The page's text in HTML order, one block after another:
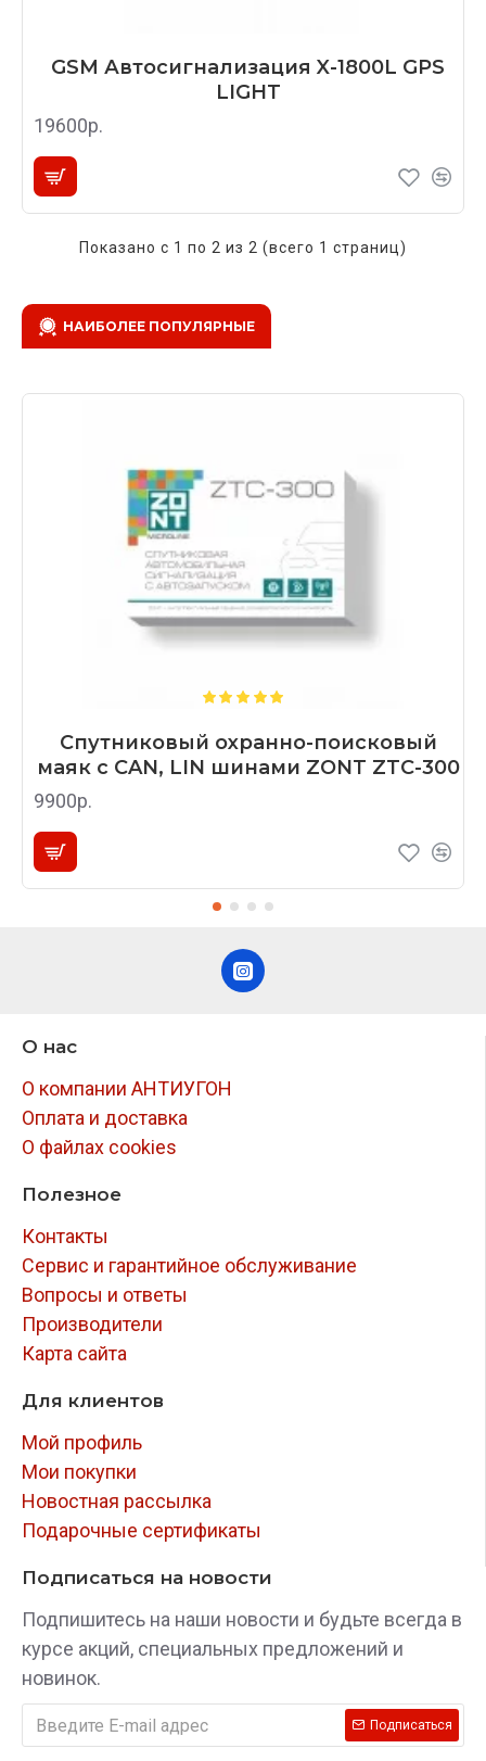
GSM Автосигнализация X-1800L GPS
LIGHT
19600р.
Показано с 1 по 2 из 2 (всего 1 страниц)
НАИБОЛЕЕ ПОПУЛЯРНЫЕ
Спутниковый охранно-поисковый
маяк с CAN, LIN шинами ZONT ZTC-300
9900р.
О нас
О компании АНТИУГОН
Оплата и доставка
О файлах cookies
Полезное
Контакты
Сервис и гарантийное обслуживание
Вопросы и ответы
Производители
Карта сайта
Для клиентов
Мой профиль
Мои покупки
Новостная рассылка
Подарочные сертификаты
Подписаться на новости
Подпишитесь на наши новости и будьте всегда в
курсе акций, специальных предложений и
новинок.
Подписаться